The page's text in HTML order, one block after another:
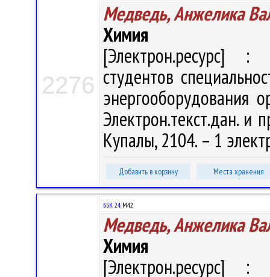
2276
Медведь, Анжелика
Химия
[Электрон.ресурс] :
студентов
энергооборудования
Электрон.текст.дан. и
Купалы, 2104. – 1
Добавить в корзину Места хранения
ББК 24.М42
Медведь, Анжелика
Химия
[Электрон.ресурс] :